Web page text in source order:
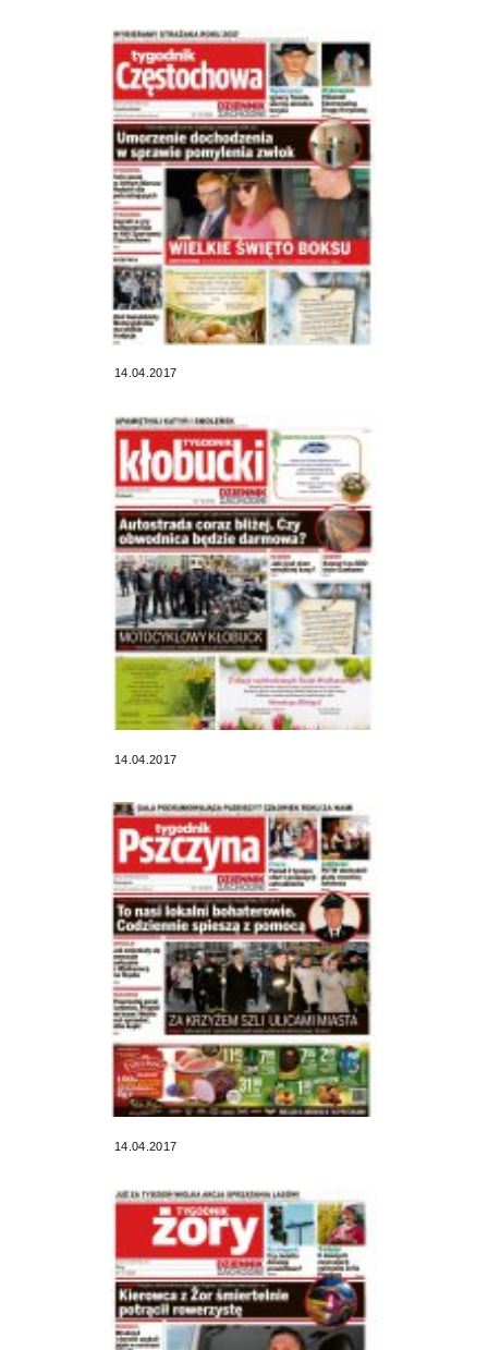
14.04.2017
14.04.2017
14.04.2017